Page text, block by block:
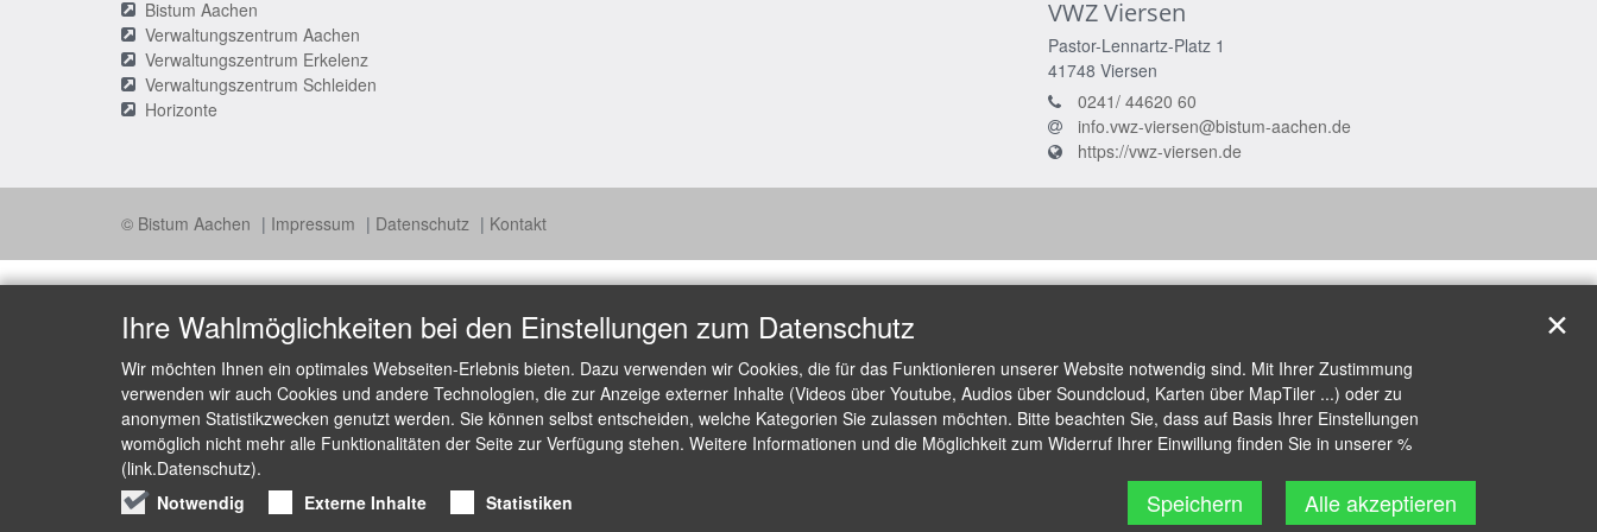
Bistum Aachen
Verwaltungszentrum Aachen
Verwaltungszentrum Erkelenz
Verwaltungszentrum Schleiden
Horizonte
VWZ Viersen
Pastor-Lennartz-Platz 1
41748 Viersen
0241/ 44620 60
info.vwz-viersen@bistum-aachen.de
https://vwz-viersen.de
© Bistum Aachen Impressum Datenschutz Kontakt
Ihre Wahlmöglichkeiten bei den Einstellungen zum Datenschutz
Wir möchten Ihnen ein optimales Webseiten-Erlebnis bieten. Dazu verwenden wir Cookies, die für das Funktionieren unserer Website notwendig sind. Mit Ihrer Zustimmung
verwenden wir auch Cookies und andere Technologien, die zur Anzeige externer Inhalte (Videos über Youtube, Audios über Soundcloud, Karten über MapTiler ...) oder zu
anonymen Statistikzwecken genutzt werden. Sie können selbst entscheiden, welche Kategorien Sie zulassen möchten. Bitte beachten Sie, dass auf Basis Ihrer Einstellungen
womöglich nicht mehr alle Funktionalitäten der Seite zur Verfügung stehen. Weitere Informationen und die Möglichkeit zum Widerruf Ihrer Einwillung finden Sie in unserer %
(link.Datenschutz).
Notwendig
Externe Inhalte Statistiken Speichern Alle akzeptieren
✕